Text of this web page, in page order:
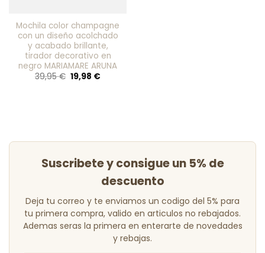
Mochila color champagne
con un diseño acolchado
y acabado brillante,
tirador decorativo en
negro MARIAMARE ARUNA
39,95€ El
precio
19,98 €El
Suscribete y consigue un 5% de
descuento
Deja tu correo y te enviamos un codigo del 5% para
tu primera compra, valido en articulos no rebajados.
Ademas seras la primera en enterarte de novedades
y rebajas.